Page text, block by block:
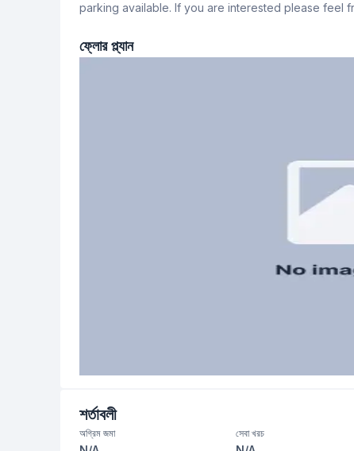
Yes 1
parking available. If you are interested please feel
ফ্লোর প্ল্যান
শর্তাবলী
অগ্রিম জমা সেবা খরচ